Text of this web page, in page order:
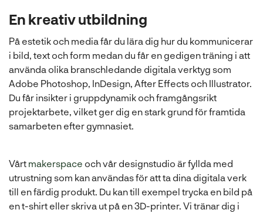
En kreativ utbildning
På estetik och media får du lära dig hur du kommunicerar
i bild, text och form medan du får en gedigen träning i att
använda olika branschledande digitala verktyg som
Adobe Photoshop, InDesign, After Effects och Illustrator.
Du får insikter i gruppdynamik och framgångsrikt
projektarbete, vilket ger dig en stark grund för framtida
samarbeten efter gymnasiet.
Vårt makerspace och vår designstudio är fyllda med
utrustning som kan användas för att ta dina digitala verk
till en färdig produkt. Du kan till exempel trycka en bild på
en t-shirt eller skriva ut på en 3D-printer. Vi tränar dig i